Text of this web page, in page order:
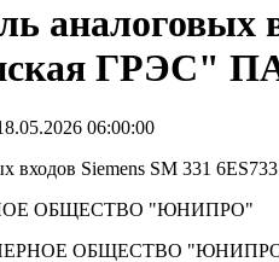
аналоговых
ГРЭС"
06:00:00
входов Siemens SM 331
ОБЩЕСТВО "ЮНИПРО"
ОБЩЕСТВО